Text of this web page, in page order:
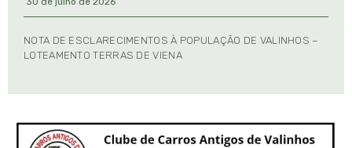
NOTA DE ESCLARECIMENTOS À POPULAÇÃO DE VALINHOS –
LOTEAMENTO TERRAS DE VIENA